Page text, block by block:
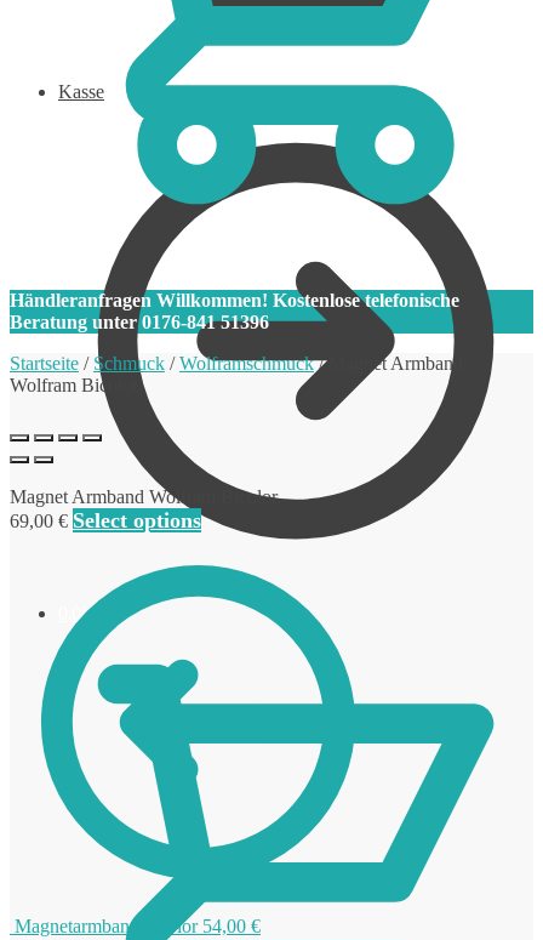
Kasse
0,00
Händleranfragen Willkommen! Kostenlose telefonische
Beratung unter 0176-841 51396
Startseite / Schmuck /Wolframschmuck/ Magnet Armband
Wolfram Bicolor.
Magnet Armband Wolfram Bicolor.
69,00 € Select options
Magnetarmband bicolor 54,00 €